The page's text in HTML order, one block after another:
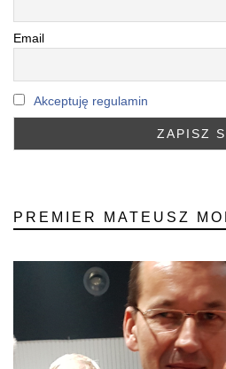
Email
Akceptuję regulamin
PREMIER MATEUSZ